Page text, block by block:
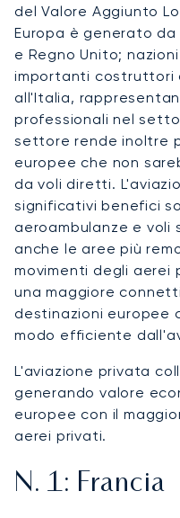
del Valore Aggiunto
Europa è generato da
e Regno Unito;
importanti costruttori
all'Italia,
professionali nel
settore rende inoltre
europee che non
da voli diretti.
significativi benefici
aeroambulanze e voli
anche le aree più
movimenti degli
una maggiore
destinazioni europee
modo efficiente
L'aviazione privata
generando valore
europee con il
aerei privati.
N. 1: Francia